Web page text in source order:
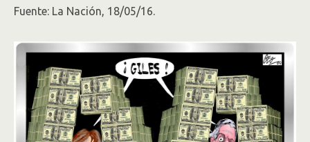
Fuente: La Nación, 18/05/16.